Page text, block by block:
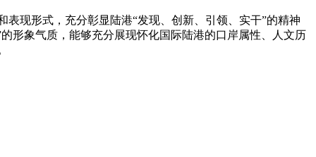
现形式，充分彰显陆港“发现、创新、引领、实干”的精神
形象气质，能够充分展现怀化国际陆港的口岸属性、人文历